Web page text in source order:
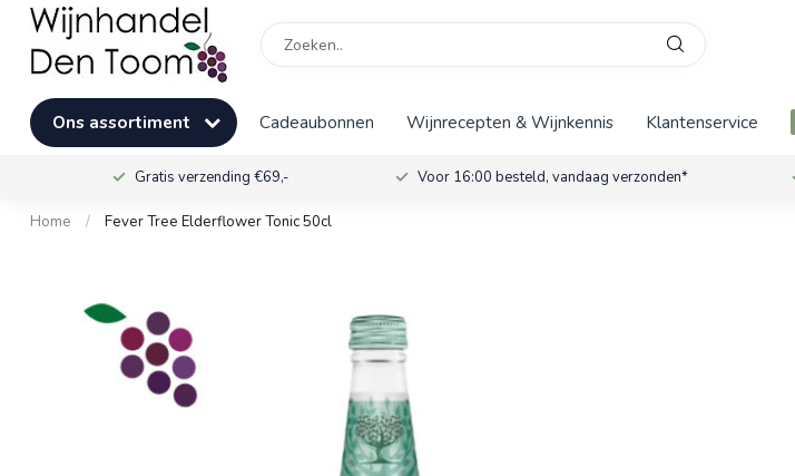
Ons assortiment Cadeaubonnen Wijnrecepten & Wijnkennis Klantenservice
Gratis verzending €69,- Voor 16:00 besteld, vandaag verzonden*
Home / Fever Tree Elderflower Tonic 50cl